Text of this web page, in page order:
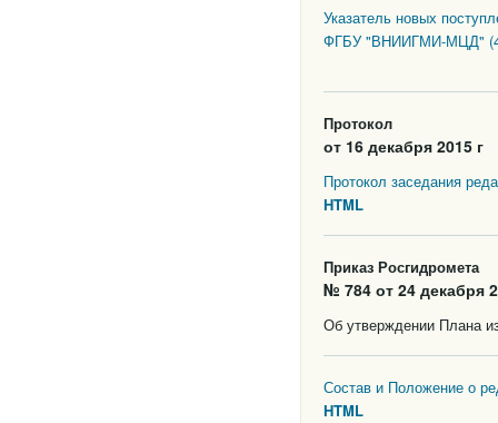
Указатель новых
ФГБУ "ВНИИГМИ-МЦД"
Протокол
от 16 декабря 2015 г
Протокол заседания
HTML
Приказ Росгидромета
№ 784 от 24 декабря
Об утверждении Плана
Состав и Положение о
HTML